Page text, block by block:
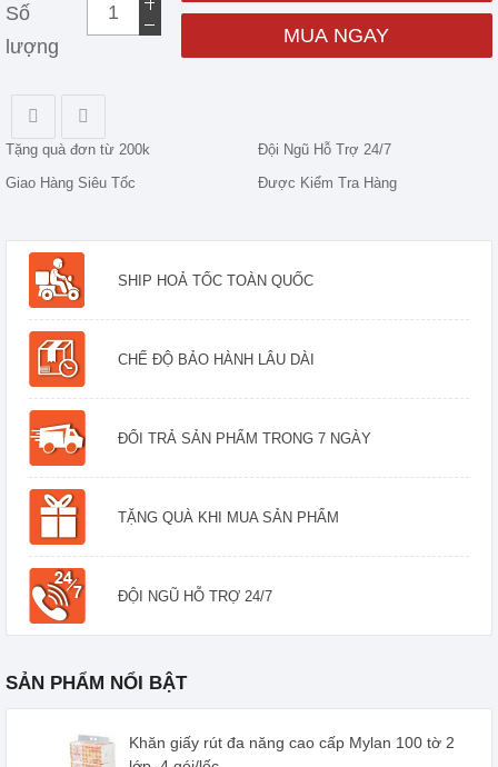
Số
lượng
MUA NGAY
Tặng quà đơn từ 200k Đội Ngũ Hỗ Trợ 24/7
Giao Hàng Siêu Tốc Được Kiểm Tra Hàng
SHIP HOẢ TỐC TOÀN QUỐC
CHẾ ĐỘ BẢO HÀNH LÂU DÀI
ĐỔI TRẢ SẢN PHẨM TRONG 7 NGÀY
TẶNG QUÀ KHI MUA SẢN PHẨM
ĐỘI NGŨ HỖ TRỢ 24/7
SẢN PHẨM NỔI BẬT
Khăn giấy rút đa năng cao cấp Mylan 100 tờ 2